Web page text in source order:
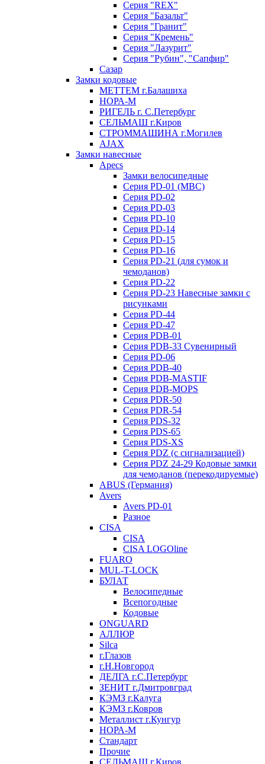
Серия "REX"
Серия "Базальт"
Серия "Гранит"
Серия "Кремень"
Серия "Лазурит"
Серия "Рубин", "Сапфир"
Сазар
Замки кодовые
МЕТТЕМ г.Балашиха
НОРА-М
РИГЕЛЬ г. С.Петербург
СЕЛЬМАШ г.Киров
СТРОММАШИНА г.Могилев
AJAX
Замки навесные
Apecs
Замки велосипедные
Серия PD-01 (МВС)
Серия PD-02
Серия PD-03
Серия PD-10
Серия PD-14
Серия PD-15
Серия PD-16
Серия PD-21 (для сумок и
чемоданов)
Серия PD-22
Серия PD-23 Навесные замки с
рисунками
Серия PD-44
Серия PD-47
Серия PDB-01
Серия PDB-33 Сувенирный
Серия PD-06
Серия PDB-40
Серия PDB-MASTIF
Серия PDB-MOPS
Серия PDR-50
Серия PDR-54
Серия PDS-32
Серия PDS-65
Серия PDS-XS
Серия PDZ (с сигнализацией)
Серия PDZ 24-29 Кодовые замки
для чемоданов (перекодируемые)
ABUS (Германия)
Avers
Avers PD-01
Разное
CISA
CISA
CISA LOGOline
FUARO
MUL-T-LOCK
БУЛАТ
Велосипедные
Всепогодные
Кодовые
ONGUARD
АЛЛЮР
Silca
г.Глазов
г.Н.Новгород
ДЕЛГА г.С.Петербург
ЗЕНИТ г.Дмитровград
КЭМЗ г.Калуга
КЭМЗ г.Ковров
Металлист г.Кунгур
НОРА-М
Стандарт
Прочие
СЕЛЬМАШ г.Киров